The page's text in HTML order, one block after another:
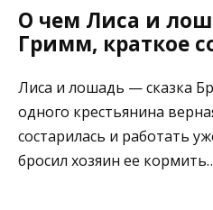
О чем Лиса и
Гримм, краткое
Лиса и лошадь — сказка
одного крестьянина
состарилась и работать
бросил хозяин ее